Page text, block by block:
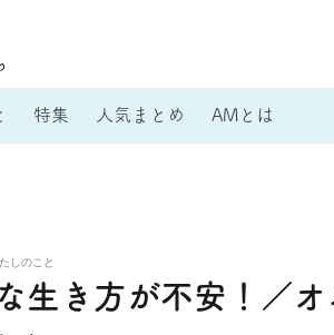
特集 人気まとめ AMとは
しのこと
き方が不安！／オ